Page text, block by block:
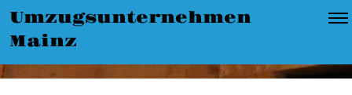
Umzugsunternehmen
Mainz